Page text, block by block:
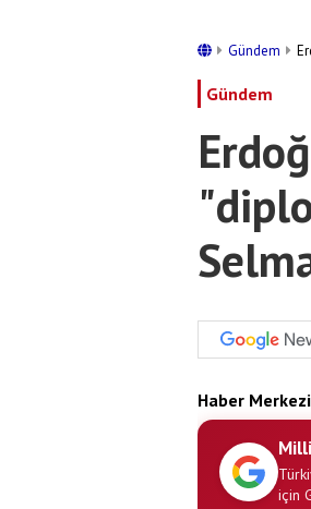
Gündem
Gündem
Haber Merkezi
için